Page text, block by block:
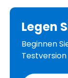
Legen
Beginnen
Testversion